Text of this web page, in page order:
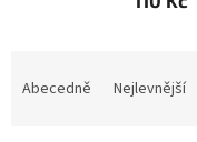
Abecedně Nejlevnější